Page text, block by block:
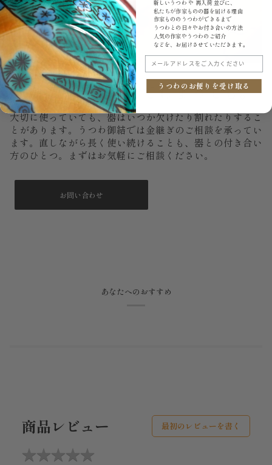
もし、いつか割れてしまっても。
大切に使っていても、器はいつか欠けたり割れたりするこ
とがあります。うつわ御結では金継ぎのご相談を承ってい
ます。直しながら長く使い続けることも、器との付き合い
方のひとつ。まずはお気軽にご相談ください。
お問い合わせ
あなたへのおすすめ
商品レビュー 最初のレビューを書く
★★★★★
★★★★★
新しいうつわ や 再入荷 並びに、
私たちが作家ものの器を届ける理由
作家もののうつわができるまで
うつわとの日々やお付き合いの方法
人気の作家やうつわのご紹介
などを、お届けさせていただきます。
うつわのお便りを受け取る